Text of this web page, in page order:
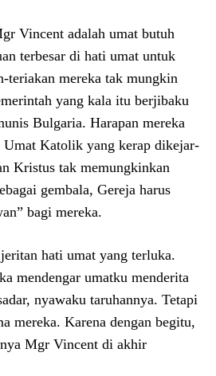
Vincent adalah umat butuh
terbesar di hati umat untuk
teriakan mereka tak mungkin
yang kala itu berjibaku
Bulgaria. Harapan mereka
Umat Katolik yang kerap dikejar-
Kristus tak memungkinkan
gembala, Gereja harus
bagi mereka.
hati umat yang terluka.
mendengar umatku menderita
nyawaku taruhannya. Tetapi
mereka. Karena dengan begitu,
Mgr Vincent di akhir